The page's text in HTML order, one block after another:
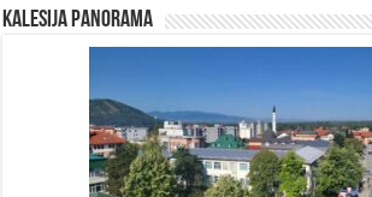
Kalesija panorama